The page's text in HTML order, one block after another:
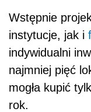
Wstępnie
instytucje, jak i
indywidualni
najmniej pięć
mogła kupić
rok.